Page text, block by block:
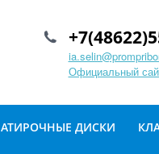
Официальный
ДИСКИ